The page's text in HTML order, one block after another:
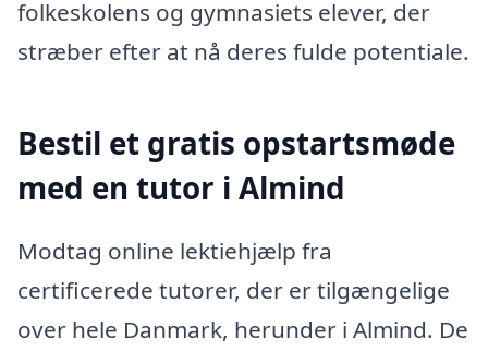
folkeskolens og gymnasiets elever, der
stræber efter at nå deres fulde potentiale.
Bestil et gratis opstartsmøde
med en tutor i Almind
Modtag online lektiehjælp fra
certificerede tutorer, der er tilgængelige
over hele Danmark, herunder i Almind. De